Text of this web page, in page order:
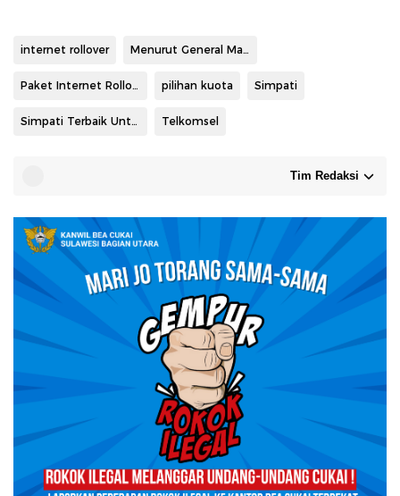
internet rollover Menurut General Manager Mobile Consumer Business Region Jawa Timur Telkomsel Andri Kurniawan
Paket Internet Rollover pilihan kuota Simpati
Simpati Terbaik Untukmu Telkomsel
Tim Redaksi